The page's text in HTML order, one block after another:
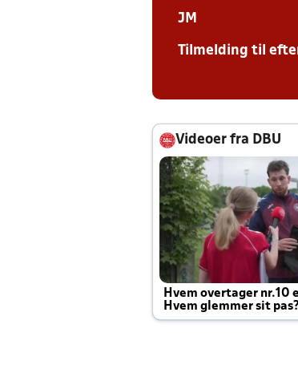
JM
Tilmelding til
Videoer fra DBU
Hvem overtager nr.10
Hvem glemmer sit
Joachim altid til efter